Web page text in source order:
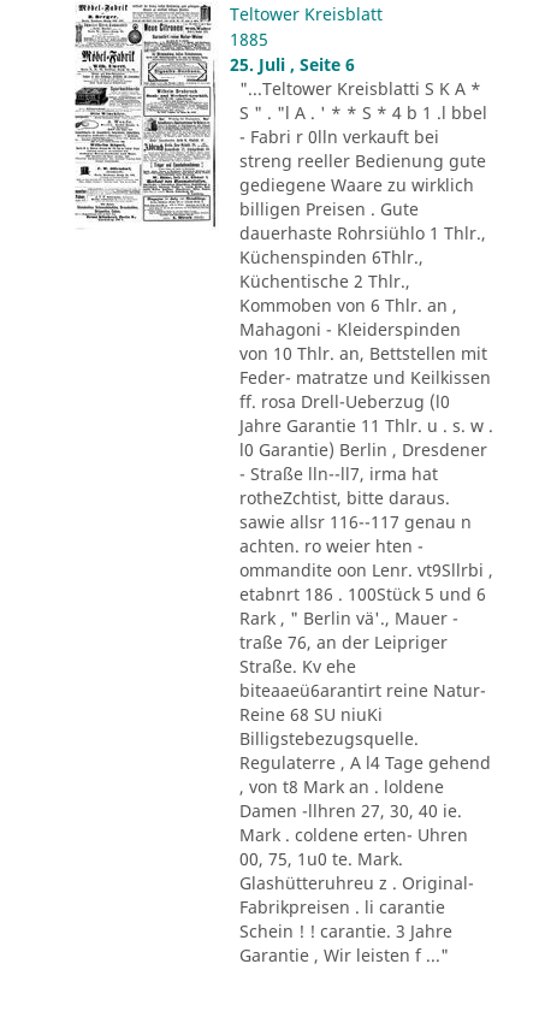
Teltower Kreisblatt
1885
25. Juli , Seite 6
"...Teltower Kreisblatti S K A *
S " . "l A . ' * * S * 4 b 1 .l bbel
- Fabri r 0lln verkauft bei
streng reeller Bedienung gute
gediegene Waare zu wirklich
billigen Preisen . Gute
dauerhaste Rohrsiühlo 1 Thlr.,
Küchenspinden 6Thlr.,
Küchentische 2 Thlr.,
Kommoben von 6 Thlr. an ,
Mahagoni - Kleiderspinden
von 10 Thlr. an, Bettstellen mit
Feder- matratze und Keilkissen
ff. rosa Drell-Ueberzug (l0
Jahre Garantie 11 Thlr. u . s. w .
l0 Garantie) Berlin , Dresdener
- Straße lln--ll7, irma hat
rotheZchtist, bitte daraus.
sawie allsr 116--117 genau n
achten. ro weier hten -
ommandite oon Lenr. vt9Sllrbi ,
etabnrt 186 . 100Stück 5 und 6
Rark , " Berlin vä'., Mauer -
traße 76, an der Leipriger
Straße. Kv ehe
biteaaeü6arantirt reine Natur-
Reine 68 SU niuKi
Billigstebezugsquelle.
Regulaterre , A l4 Tage gehend
, von t8 Mark an . loldene
Damen -llhren 27, 30, 40 ie.
Mark . coldene erten- Uhren
00, 75, 1u0 te. Mark.
Glashütteruhreu z . Original-
Fabrikpreisen . li carantie
Schein ! ! carantie. 3 Jahre
Garantie , Wir leisten f ..."